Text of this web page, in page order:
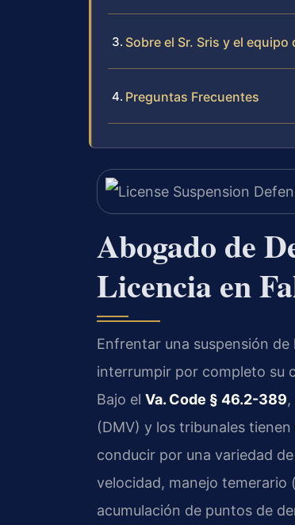
Sobre el Sr. Sris y el
Preguntas Frecuentes
Abogado de
Licencia en
Enfrentar una suspensión
interrumpir por completo su
Bajo el Va. Code § 46.2-389
(DMV) y los tribunales
conducir por una variedad
velocidad, manejo temerario (
acumulación de puntos de